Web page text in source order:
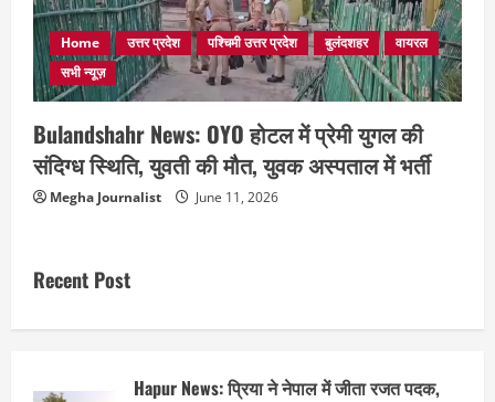
Home उत्तर प्रदेश पश्चिमी उत्तर प्रदेश बुलंदशहर
वायरल
सभी न्यूज़
Bulandshahr News: OYO होटल में प्रेमी युगल की
संदिग्ध स्थिति, युवती की मौत, युवक अस्पताल में भर्ती
Megha Journalist June 11, 2026
Recent Post
Hapur News: प्रिया ने नेपाल में जीता रजत पदक,